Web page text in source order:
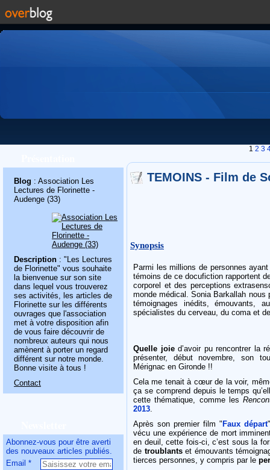
Blog : Association Les
Lectures de Florinette -
Audenge (33)
Description : "Les Lectures
de Florinette" vous souhaite
la bienvenue sur son site
dans lequel vous trouverez
ses activités, les articles de
Florinette sur les différents
ouvrages que l'association
met à votre disposition afin
de vous faire découvrir de
nombreux auteurs qui nous
amènent à porter un regard
différent sur notre monde.
Bonne visite à tous !
Contact
Abonnez-vous pour être averti
des nouveaux articles publiés.
Email
1 2 3
TEMOINS - Film de
Synopsis
Parmi les millions de personnes
témoins de ce docufiction rapportent
corporel et des perceptions
monde médical. Sonia Barkallah nous
témoignages inédits, émouvants,
spécialistes du cerveau, du coma et
Quelle joied’avoir pu rencontrer la
présenter, début novembre, son
Mérignac en Gironde !!
Cela me tenait à cœur de la voir,
ça se comprend depuis le temps
cette thématique, comme les
2013.
Après son premier film " Faux départ
vécu une expérience de mort
en deuil, cette fois-ci, c’est sous la
de troublantset émouvants
tierces personnes, y compris par le